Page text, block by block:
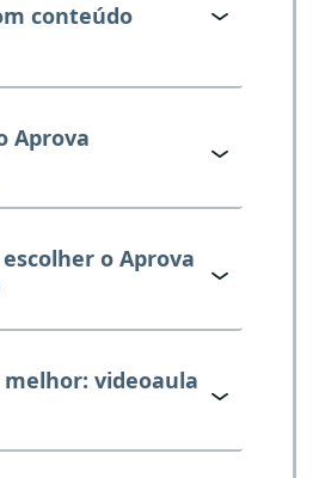
conteúdo
Aprova
o Aprova
melhor: videoaula